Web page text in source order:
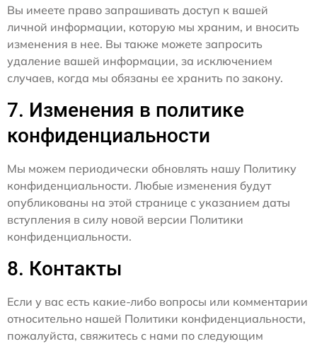
Вы имеете право запрашивать доступ к вашей
личной информации, которую мы храним, и вносить
изменения в нее. Вы также можете запросить
удаление вашей информации, за исключением
случаев, когда мы обязаны ее хранить по закону.
7. Изменения в политике
конфиденциальности
Мы можем периодически обновлять нашу Политику
конфиденциальности. Любые изменения будут
опубликованы на этой странице с указанием даты
вступления в силу новой версии Политики
конфиденциальности.
8. Контакты
Если у вас есть какие-либо вопросы или комментарии
относительно нашей Политики конфиденциальности,
пожалуйста, свяжитесь с нами по следующим